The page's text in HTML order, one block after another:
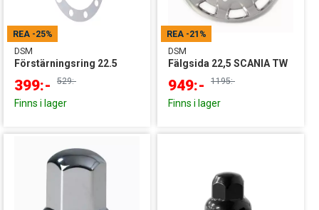
REA -25%
DSM
Förstärningsring 22.5
399:- 529:-
Finns i lager
REA -21%
DSM
Fälgsida 22,5 SCANIA TW
949:- 1195:-
Finns i lager